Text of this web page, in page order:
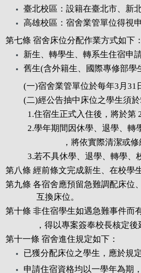
臺北校區：設籍在臺北市、新
高雄校區：宿舍業管單位得視
第七條 宿舍床位分配作業方式如下：
新生、轉學生、轉系生住宿申
舊生(含外籍生、國際專修部學
(一)宿舍業管單位於每年3月31日
(二)經公告抽中床位之學生須於5
1.住宿生正式入住後，將於第 2
2.學年期間因休學、退學、轉學
，將依實際清潔或修
3.若不具休學、退學、轉學、校
第八條 經前條文完成新生、在校學
第九條 各宿舍應預留急難調配床位
互換床位。
第十條 非住宿學生如遇急難事件而
，得以專案簽奉校長核定後
第十一條 宿舍進住規定如下：
已獲分配床位之學生，應於規
申請住宿資格均以一學年為期